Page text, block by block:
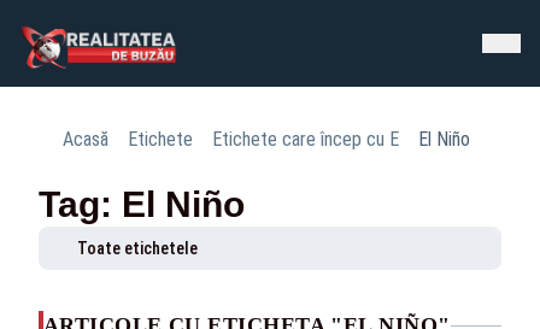
Acasă Etichete Etichete care încep cu E El Niño
Tag: El Niño
Toate etichetele